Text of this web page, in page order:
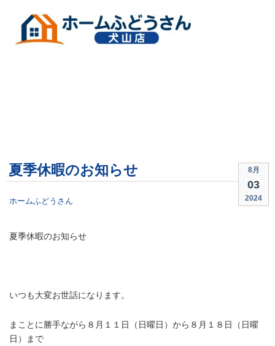
8月
03
2024
夏季休暇のお知らせ
ホームふどうさん
夏季休暇のお知らせ
いつも大変お世話になります。
まことに勝手ながら ８月１１日（日曜日）から８月１８日（日曜
日）
まで